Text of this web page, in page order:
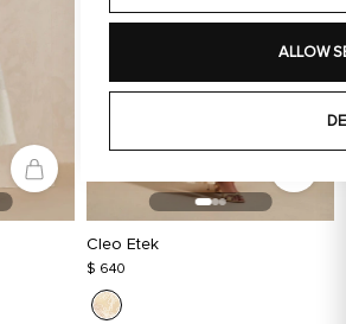
ALLOW
Cleo Etek
$ 640